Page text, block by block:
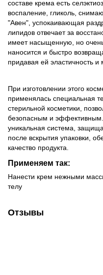
составе крема есть
воспаление, гликоль,
"Авен", успокаивающая
липидов отвечает за
имеет насыщенную, но
наносится и быстро
придавая ей эластичность и
При изготовлении этого
применялась специальная
стерильной косметики,
безопасным и
уникальная система,
после вскрытия упаковки,
качество продукта.
Применяем так:
Нанести крем нежными
телу
Отзывы